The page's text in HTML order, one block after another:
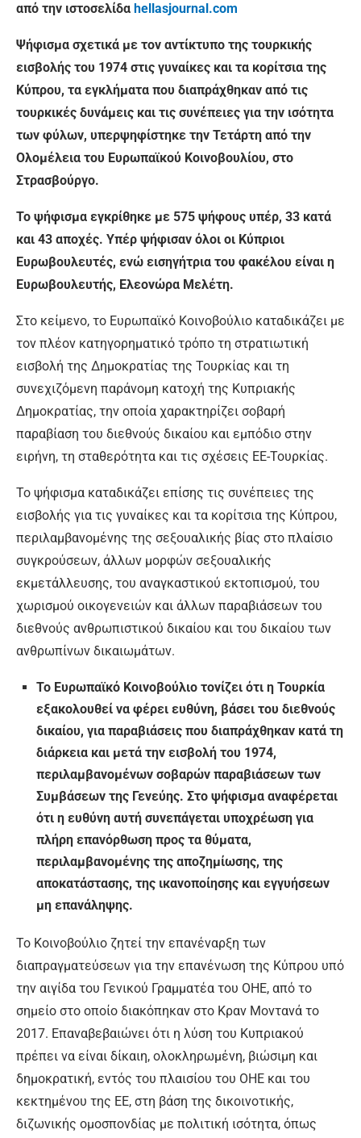
από την ιστοσελίδα hellasjournal.com
Ψήφισμα σχετικά με τον αντίκτυπο της τουρκικής
εισβολής του 1974 στις γυναίκες και τα κορίτσια της
Κύπρου, τα εγκλήματα που διαπράχθηκαν από τις
τουρκικές δυνάμεις και τις συνέπειες για την ισότητα
των φύλων, υπερψηφίστηκε την Τετάρτη από την
Ολομέλεια του Ευρωπαϊκού Κοινοβουλίου, στο
Στρασβούργο.
Το ψήφισμα εγκρίθηκε με 575 ψήφους υπέρ, 33 κατά
και 43 αποχές. Υπέρ ψήφισαν όλοι οι Κύπριοι
Ευρωβουλευτές, ενώ εισηγήτρια του φακέλου είναι η
Ευρωβουλευτής, Ελεονώρα Μελέτη.
Στο κείμενο, το Ευρωπαϊκό Κοινοβούλιο καταδικάζει με
τον πλέον κατηγορηματικό τρόπο τη στρατιωτική
εισβολή της Δημοκρατίας της Τουρκίας και τη
συνεχιζόμενη παράνομη κατοχή της Κυπριακής
Δημοκρατίας, την οποία χαρακτηρίζει σοβαρή
παραβίαση του διεθνούς δικαίου και εμπόδιο στην
ειρήνη, τη σταθερότητα και τις σχέσεις ΕΕ-Τουρκίας.
Το ψήφισμα καταδικάζει επίσης τις συνέπειες της
εισβολής για τις γυναίκες και τα κορίτσια της Κύπρου,
περιλαμβανομένης της σεξουαλικής βίας στο πλαίσιο
συγκρούσεων, άλλων μορφών σεξουαλικής
εκμετάλλευσης, του αναγκαστικού εκτοπισμού, του
χωρισμού οικογενειών και άλλων παραβιάσεων του
διεθνούς ανθρωπιστικού δικαίου και του δικαίου των
ανθρωπίνων δικαιωμάτων.
Το Ευρωπαϊκό Κοινοβούλιο τονίζει ότι η Τουρκία
εξακολουθεί να φέρει ευθύνη, βάσει του διεθνούς
δικαίου, για παραβιάσεις που διαπράχθηκαν κατά τη
διάρκεια και μετά την εισβολή του 1974,
περιλαμβανομένων σοβαρών παραβιάσεων των
Συμβάσεων της Γενεύης. Στο ψήφισμα αναφέρεται
ότι η ευθύνη αυτή συνεπάγεται υποχρέωση για
πλήρη επανόρθωση προς τα θύματα,
περιλαμβανομένης της αποζημίωσης, της
αποκατάστασης, της ικανοποίησης και εγγυήσεων
μη επανάληψης.
Το Κοινοβούλιο ζητεί την επανέναρξη των
διαπραγματεύσεων για την επανένωση της Κύπρου υπό
την αιγίδα του Γενικού Γραμματέα του ΟΗΕ, από το
σημείο στο οποίο διακόπηκαν στο Κραν Μοντανά το
2017. Επαναβεβαιώνει ότι η λύση του Κυπριακού
πρέπει να είναι δίκαιη, ολοκληρωμένη, βιώσιμη και
δημοκρατική, εντός του πλαισίου του ΟΗΕ και του
κεκτημένου της ΕΕ, στη βάση της δικοινοτικής,
διζωνικής ομοσπονδίας με πολιτική ισότητα, όπως